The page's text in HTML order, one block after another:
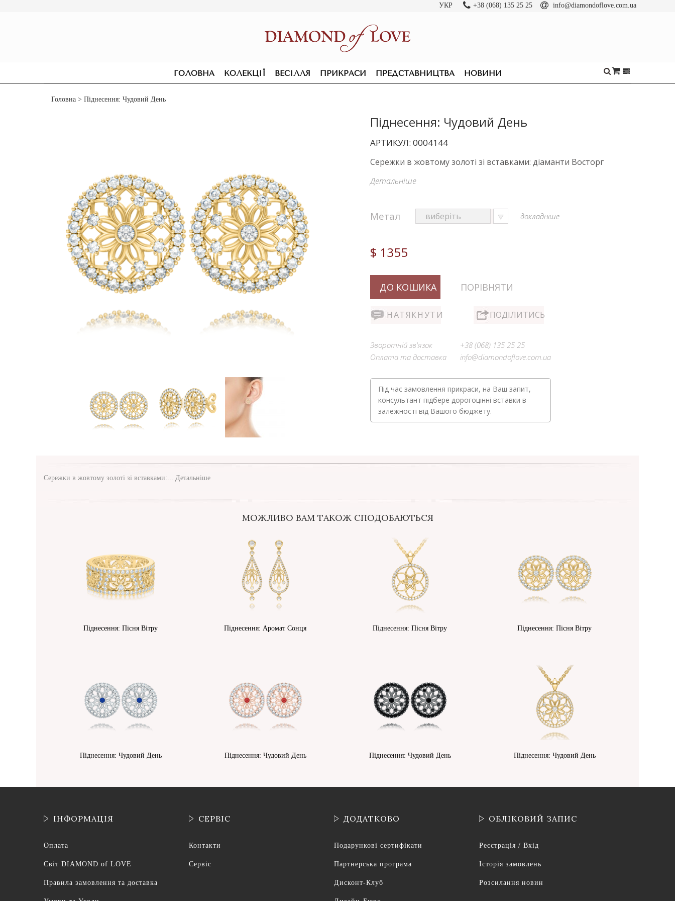
УКР +38 (068) 135 25 25 info@diamondoflove.com.ua
ГОЛОВНА КОЛЕКЦІЇ ВЕСІЛЛЯ
ДЛЯ ЗАРУЧИН ОБРУЧКИ
ПРИКРАСИ
СЕРЕЖКИ ПІДВІСКИ ТА КОЛЬЄ КАБЛУЧКИ
ПРЕДСТАВНИЦТВА НОВИНИ
Головна > Піднесення: Чудовий День
Піднесення: Чудовий День
АРТИКУЛ: 0004144
Сережки в жовтому золоті зі вставками: діаманти Восторг
Детальніше
Метал докладніше
$ 1355
ДО КОШИКА ПОРІВНЯТИ
НАТЯКНУТИ ПОДІЛИТИСЬ
Зворотній зв'язок
Оплата та доставка
+38 (068) 135 25 25
info@diamondoflove.com.ua
Під час замовлення прикраси, на Ваш запит,
консультант підбере дорогоцінні вставки в
залежності від Вашого бюджету.
Сережки в жовтому золоті зі вставками:... Детальніше
МОЖЛИВО ВАМ ТАКОЖ СПОДОБАЮТЬСЯ
Піднесення: Пісня Вітру Піднесення: Аромат Сонця Піднесення: Пісня Вітру Піднесення: Пісня Вітру
Піднесення: Чудовий День Піднесення: Чудовий День Піднесення: Чудовий День Піднесення: Чудовий День
ІНФОРМАЦІЯ
Оплата
Світ DIAMOND of LOVE
Правила замовлення та доставка
СЕРВІС
Контакти
Сервіс
ДОДАТКОВО
Подарункові сертифікати
Партнерська програма
Дисконт-Клуб
ОБЛІКОВИЙ ЗАПИС
Реєстрація / Вхід
Історія замовлень
Розсилання новин